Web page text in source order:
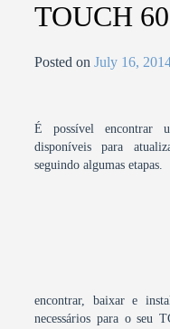
TOUCH
Posted onJuly 16,
É possível encontrar
disponíveis para
seguindo algumas etapas.
encontrar, baixar e
necessários para o seu